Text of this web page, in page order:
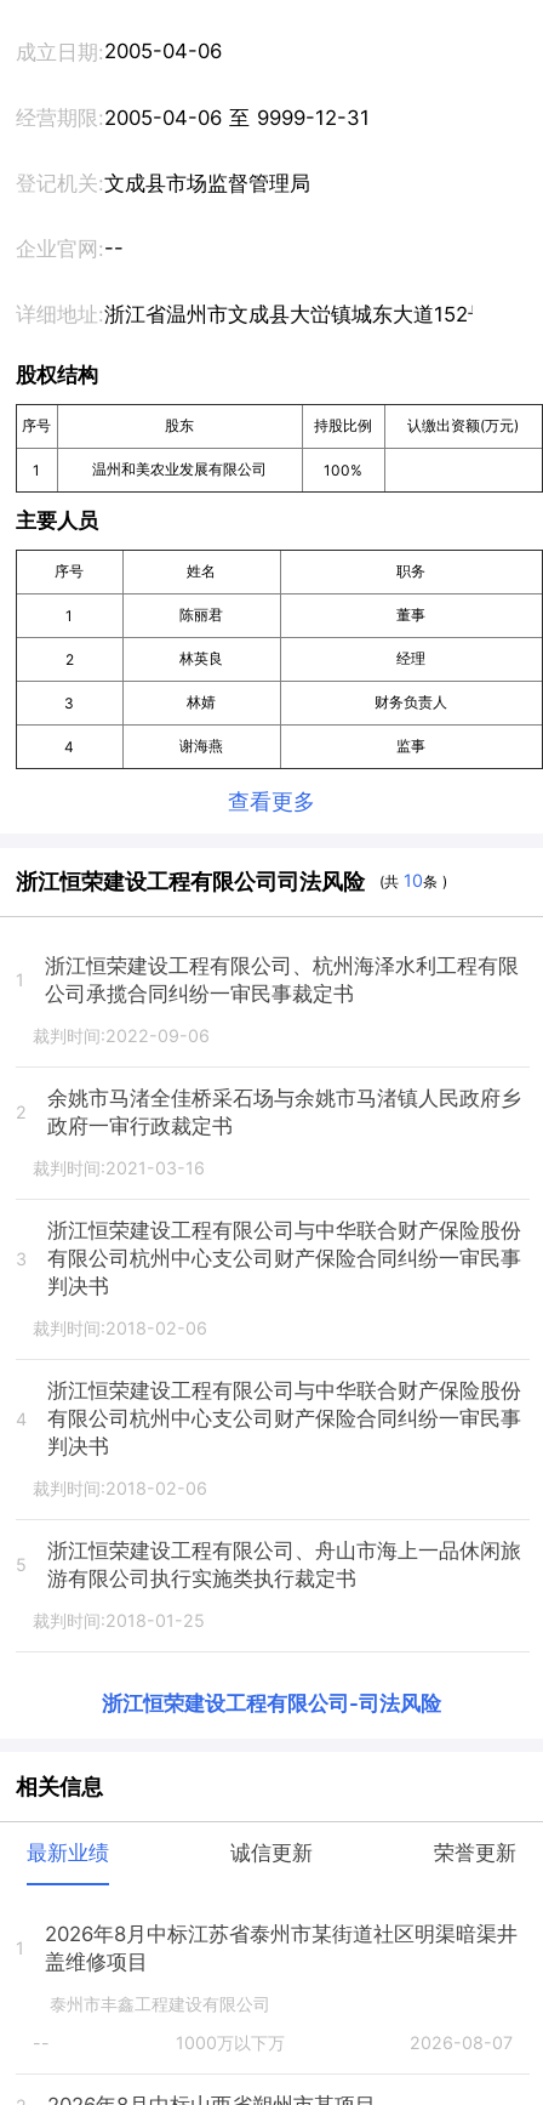
成立日期:2005-04-06
经营期限: 2005-04-06 至 9999-12-31
登记机关:文成县市场监督管理局
企业官网:--
详细地址:浙江省温州市文成县大峃镇城东大道152号12层
股权结构
序号 股东 持股比例 认缴出资额(万元)
1 温州和美农业发展有限公司 100%
主要人员
序号 姓名 职务
1 陈丽君 董事
2 林英良 经理
3 林婧 财务负责人
4 谢海燕 监事
查看更多
浙江恒荣建设工程有限公司司法风险 (共 10条 )
1
浙江恒荣建设工程有限公司、杭州海泽水利工程有限
公司承揽合同纠纷一审民事裁定书
裁判时间:2022-09-06
2
余姚市马渚全佳桥采石场与余姚市马渚镇人民政府乡
政府一审行政裁定书
裁判时间:2021-03-16
3
浙江恒荣建设工程有限公司与中华联合财产保险股份
有限公司杭州中心支公司财产保险合同纠纷一审民事
判决书
裁判时间:2018-02-06
4
浙江恒荣建设工程有限公司与中华联合财产保险股份
有限公司杭州中心支公司财产保险合同纠纷一审民事
判决书
裁判时间:2018-02-06
5
浙江恒荣建设工程有限公司、舟山市海上一品休闲旅
游有限公司执行实施类执行裁定书
裁判时间:2018-01-25
浙江恒荣建设工程有限公司 -司法风险
相关信息
最新业绩 诚信更新 荣誉更新
1
2026年8月中标江苏省泰州市某街道社区明渠暗渠井
盖维修项目
泰州市丰鑫工程建设有限公司
--
1000万以下万 2026-08-07